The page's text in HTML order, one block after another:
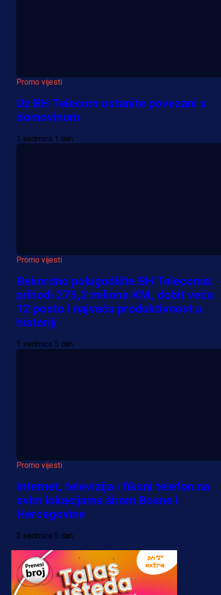
Promo vijesti
Uz BH Telecom ostanite povezani s
domovinom
1 sedmica 1 dan
Promo vijesti
Rekordno polugodište BH Telecoma:
prihodi 275,2 miliona KM, dobit veća
12 posto i najveća produktivnost u
historiji
1 sedmica 5 dan
Promo vijesti
Internet, televizija i fiksni telefon na
svim lokacijama širom Bosne i
Hercegovine
2 sedmica 5 dan